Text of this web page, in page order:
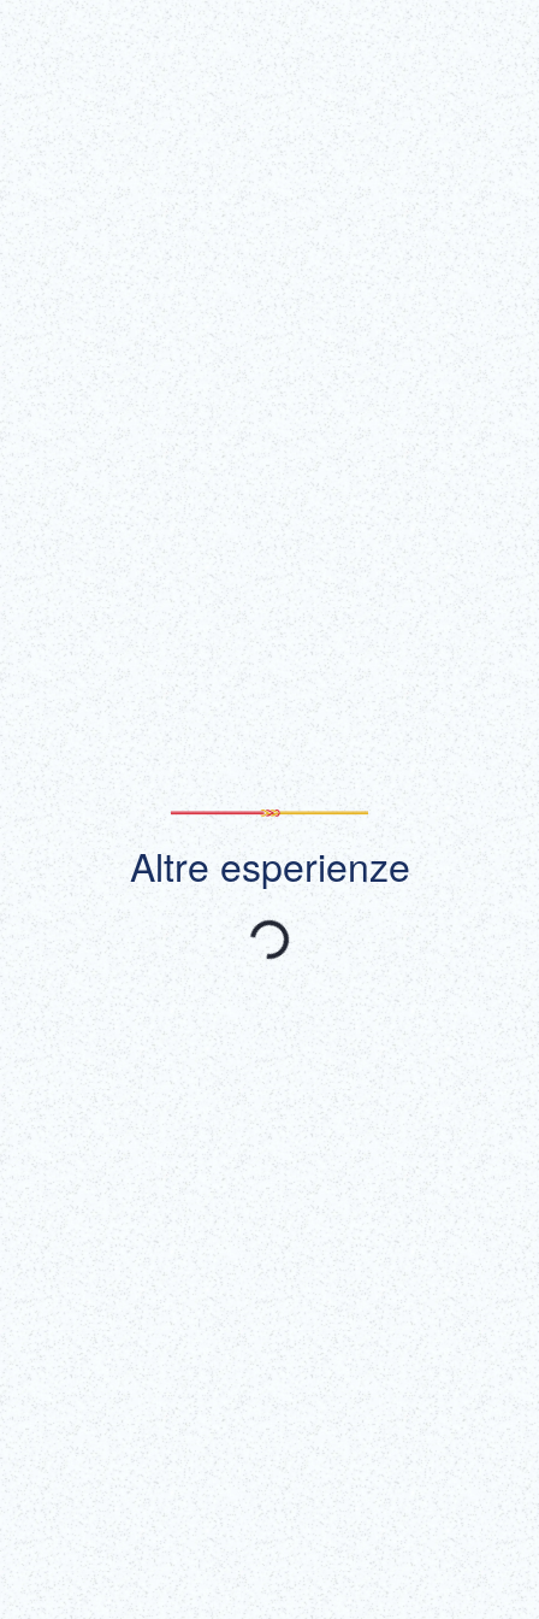
La Tokyo Tower, costruita nel 1958, si erge a 333 metri di altezza. Le
sue piattaforme panoramiche e le sue luminarie sono mete molto
Maggiori informazioni
Per saperne di più (Link esterno)
Mostra tutto
Altre esperienze
Consigliato
Scopri i segreti di una delle arti performative più iconiche del Giappone